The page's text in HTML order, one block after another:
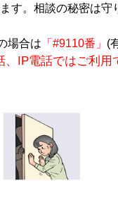
す。相談の秘密は守
場合は 「#9110番」 (
IP電話ではご利用